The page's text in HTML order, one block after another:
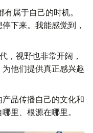
属于自己的时机。
下来。我能感觉到，
，视野也非常开阔，
他们提供真正感兴趣
品传播自己的文化和
里、根源在哪里。